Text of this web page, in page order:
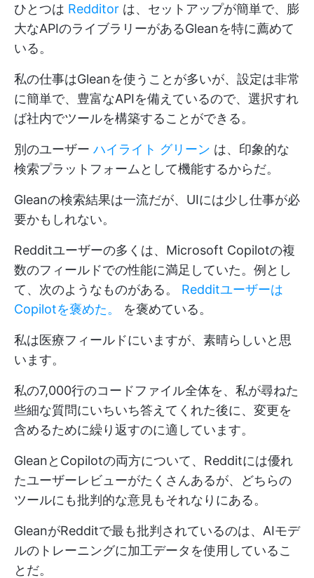
ひとつは Redditor は、セットアップが簡単で、膨
大なAPIのライブラリーがあるGleanを特に薦めて
いる。
私の仕事はGleanを使うことが多いが、設定は非常
に簡単で、豊富なAPIを備えているので、選択すれ
ば社内でツールを構築することができる。
別のユーザー ハイライト グリーン は、印象的な
検索プラットフォームとして機能するからだ。
Gleanの検索結果は一流だが、UIには少し仕事が必
要かもしれない。
Redditユーザーの多くは、Microsoft Copilotの複
数のフィールドでの性能に満足していた。例とし
て、次のようなものがある。 Redditユーザーは
Copilotを褒めた。
を褒めている。
私は医療フィールドにいますが、素晴らしいと思
います。
私の7,000行のコードファイル全体を、私が尋ねた
些細な質問にいちいち答えてくれた後に、変更を
含めるために繰り返すのに適しています。
GleanとCopilotの両方について、Redditには優れ
たユーザーレビューがたくさんあるが、どちらの
ツールにも批判的な意見もそれなりにある。
GleanがRedditで最も批判されているのは、AIモデ
ルのトレーニングに加工データを使用しているこ
とだ。